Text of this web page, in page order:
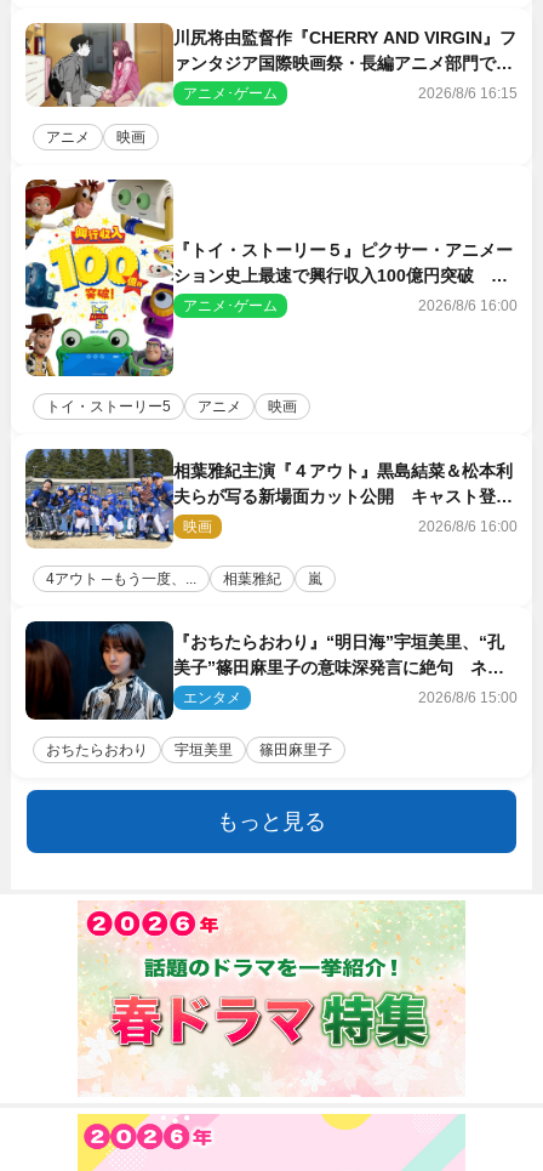
川尻将由監督作『CHERRY AND VIRGIN』フ
ァンタジア国際映画祭・長編アニメ部門で観
客賞・金賞受賞！
アニメ･ゲーム 2026/8/6 16:15
アニメ 映画
『トイ・ストーリー５』ピクサー・アニメー
ション史上最速で興行収入100億円突破 シ
リーズNo.1興収が目前
アニメ･ゲーム 2026/8/6 16:00
トイ・ストーリー5 アニメ 映画
相葉雅紀主演『４アウト』黒島結菜＆松本利
夫らが写る新場面カット公開 キャスト登壇
イベントも決定
映画 2026/8/6 16:00
4アウト ─もう一度、... 相葉雅紀 嵐
『おちたらおわり』“明日海”宇垣美里、“孔
美子”篠田麻里子の意味深発言に絶句 ネッ
ト驚き「まさか」「意外な展開」
エンタメ 2026/8/6 15:00
おちたらおわり 宇垣美里 篠田麻里子
もっと見る